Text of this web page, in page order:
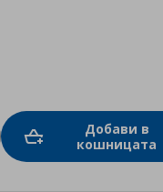
Добави в
кошницата